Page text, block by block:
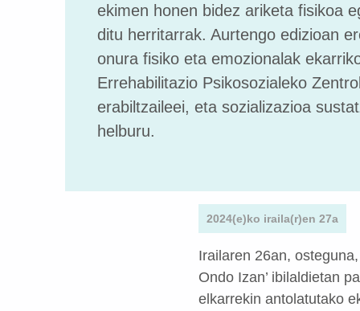
ekimen honen bidez ariketa fisikoa
ditu herritarrak. Aurtengo edizioan
onura fisiko eta emozionalak
Errehabilitazio Psikosozialeko
erabiltzaileei, eta sozializazioa
helburu.
2024(e)ko iraila(r)en 27a
Irailaren 26an, osteguna,
Ondo Izan’ ibilaldietan
elkarrekin antolatutako